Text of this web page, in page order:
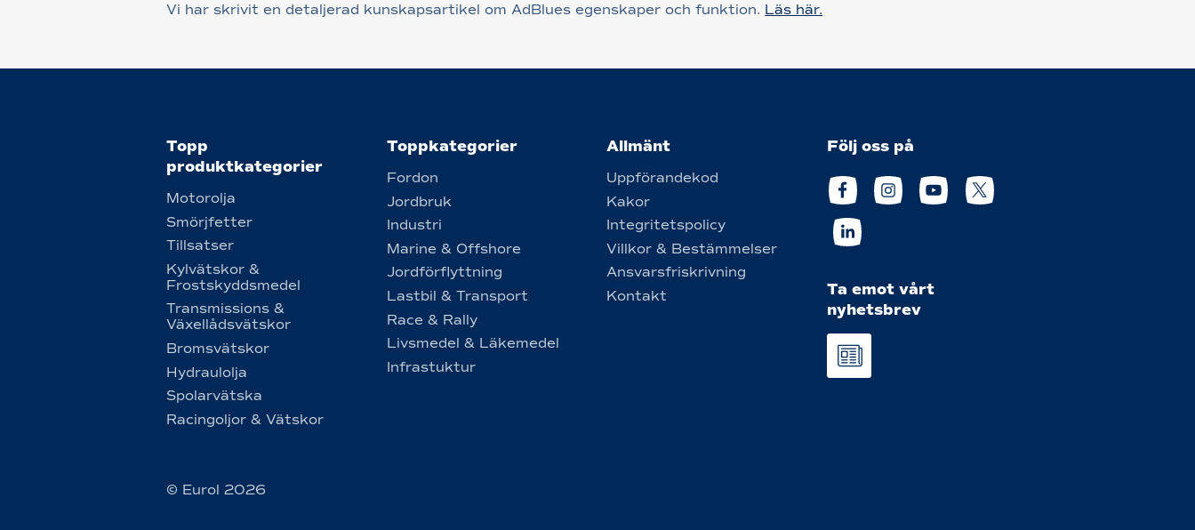
Vi har skrivit en detaljerad kunskapsartikel om AdBlues egenskaper och funktion. Läs här.
Topp
produktkategorier
Motorolja
Smörjfetter
Tillsatser
Kylvätskor &
Frostskyddsmedel
Transmissions &
Växellådsvätskor
Bromsvätskor
Hydraulolja
Spolarvätska
Racingoljor & Vätskor
Toppkategorier
Fordon
Jordbruk
Industri
Marine & Offshore
Jordförflyttning
Lastbil & Transport
Race & Rally
Livsmedel & Läkemedel
Infrastuktur
Allmänt
Uppförandekod
Kakor
Integritetspolicy
Villkor & Bestämmelser
Ansvarsfriskrivning
Kontakt
Följ oss på
Ta emot vårt
nyhetsbrev
© Eurol 2026